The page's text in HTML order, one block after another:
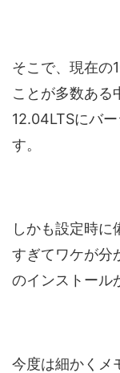
そこで、現在の
ことが多数ある
12.04LTSにバ
す。
しかも設定時に
すぎてワケが分
のインストール
今度は細かくメ